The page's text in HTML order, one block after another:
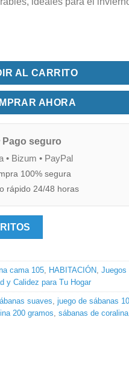
cama 105 Navidad cantidad
AL CARRITO
AHORA
Pago seguro
• Bizum • PayPal
100% segura
rápido 24/48 horas
cama 105, HABITACIÓN,Juegos
y Calidez para Tu Hogar
suaves,juego de sábanas
200 gramos,sábanas de coralina